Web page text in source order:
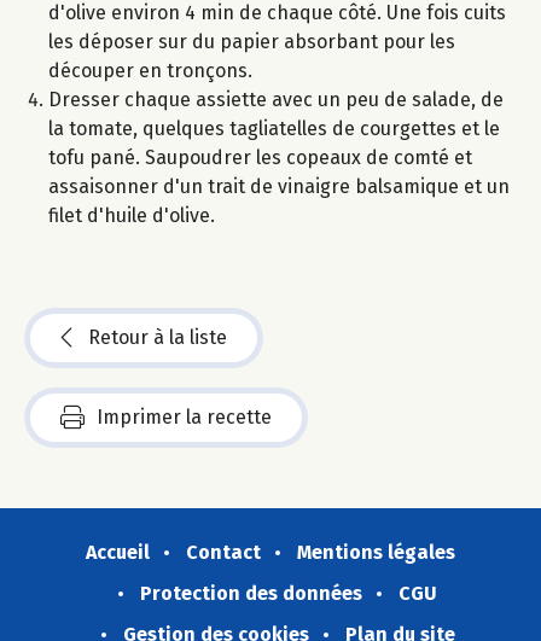
d'olive environ 4 min de chaque côté. Une fois cuits
les déposer sur du papier absorbant pour les
découper en tronçons.
Dresser chaque assiette avec un peu de salade, de
la tomate, quelques tagliatelles de courgettes et le
tofu pané. Saupoudrer les copeaux de comté et
assaisonner d'un trait de vinaigre balsamique et un
filet d'huile d'olive.
Retour à la liste
Imprimer la recette
Accueil Contact
Mentions légales
Protection des données
CGU
Gestion des cookies
Plan du site